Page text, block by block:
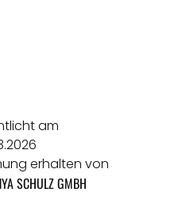
am
erhalten von
SCHULZ GMBH